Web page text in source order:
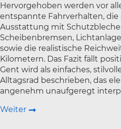
Hervorgehoben werden vor
entspannte Fahrverhalten,
Ausstattung mit
Scheibenbremsen,
sowie die realistische
Kilometern. Das Fazit fällt
Gent wird als einfaches,
Alltagsrad beschrieben, das
angenehm unaufgeregt
Weiter